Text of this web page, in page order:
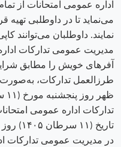
اداره عمومی امتحانات از
می‌نماید تا در داوطلبی
نمایند. داوطلبان می‌توانند
مدیریت عمومی تدارکات
آفرهای خویش را مطابق
تدارکات اداره عمومی
در مدیریت عمومی تدارکات